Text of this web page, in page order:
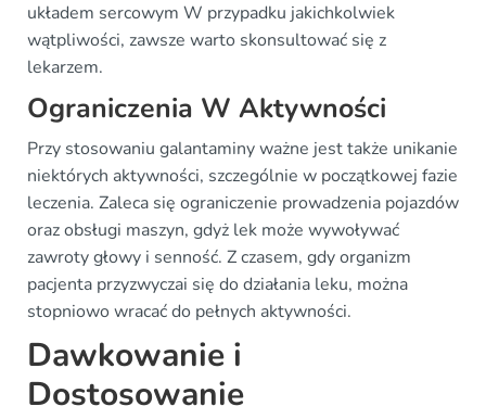
układem sercowym W przypadku jakichkolwiek
wątpliwości, zawsze warto skonsultować się z
lekarzem.
Ograniczenia W Aktywności
Przy stosowaniu galantaminy ważne jest także unikanie
niektórych aktywności, szczególnie w początkowej fazie
leczenia. Zaleca się ograniczenie prowadzenia pojazdów
oraz obsługi maszyn, gdyż lek może wywoływać
zawroty głowy i senność. Z czasem, gdy organizm
pacjenta przyzwyczai się do działania leku, można
stopniowo wracać do pełnych aktywności.
Dawkowanie i
Dostosowanie